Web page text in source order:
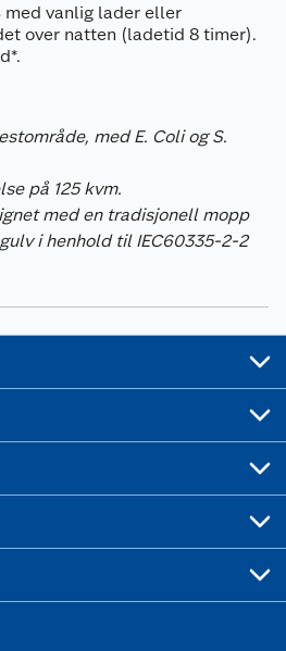
med vanlig lader eller
over natten (ladetid 8 timer).
med E. Coli og S.
på 125 kvm.
med en tradisjonell mopp
i henhold til IEC60335-2-2